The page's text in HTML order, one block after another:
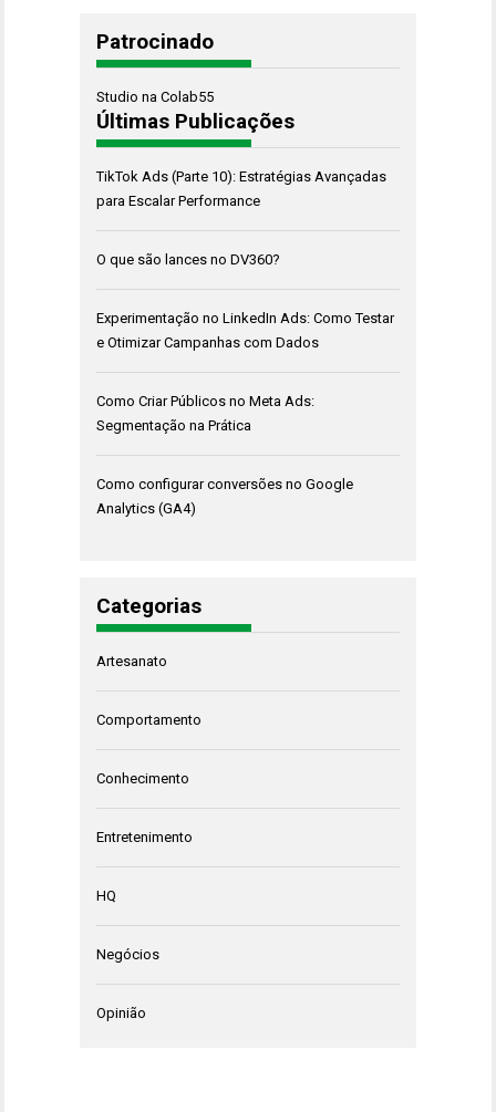
Patrocinado
Studio na Colab55
Últimas Publicações
TikTok Ads (Parte 10): Estratégias Avançadas
para Escalar Performance
O que são lances no DV360?
Experimentação no LinkedIn Ads: Como Testar
e Otimizar Campanhas com Dados
Como Criar Públicos no Meta Ads:
Segmentação na Prática
Como configurar conversões no Google
Analytics (GA4)
Categorias
Artesanato
Comportamento
Conhecimento
Entretenimento
HQ
Negócios
Opinião